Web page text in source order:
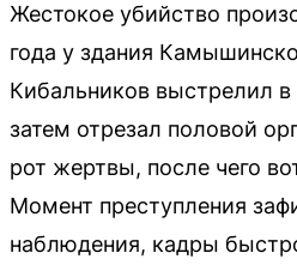
Жестокое убийство
года у здания
Кибальников выстрелил
затем отрезал половой
рот жертвы, после чего
Момент преступления
наблюдения, кадры